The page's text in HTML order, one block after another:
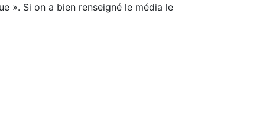
». Si on a bien renseigné le média le